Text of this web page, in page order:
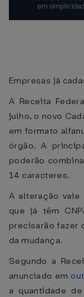
Empresas já
A Receita
julho, o novo
em formato
órgão. A
poderão
14 caracteres.
A alteração vale
que já têm
precisarão fazer
da mudança.
Segundo a
anunciado em
a quantidade